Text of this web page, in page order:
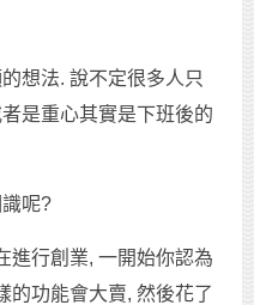
想法. 說不定很多人只
是重心其實是下班後的
呢?
進行創業, 一開始你認為
的功能會大賣, 然後花了